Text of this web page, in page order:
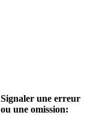
Signaler une erreur
ou une omission: